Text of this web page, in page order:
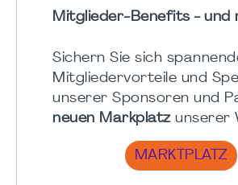
Mitglieder-Benefits - und
Sichern Sie sich
Mitgliedervorteile und
unserer Sponsoren und
neuen Markplatzunserer
MARKTPLATZ